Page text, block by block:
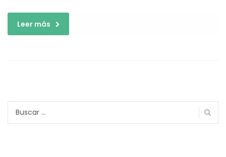
Leer más